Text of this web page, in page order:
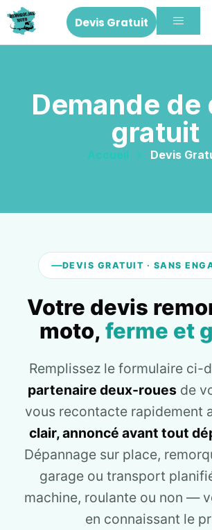
Devis Gratuit
Demande de
gratuit
Accueil » Devis
DEVIS GRATUIT · SANS
Votre devis
moto, ferme et
Remplissez le formulaire ci-
partenaire deux-rouesde
vous recontacte rapidement
clair, annoncé avant tout
Dépannage sur place,
garage ou transport
machine, roulante ou non —
en connaissant le